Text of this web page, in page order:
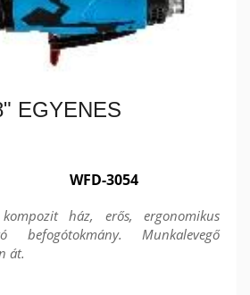
3054
ház, erős, ergonomikus
befogótokmány. Munkalevegő
át.